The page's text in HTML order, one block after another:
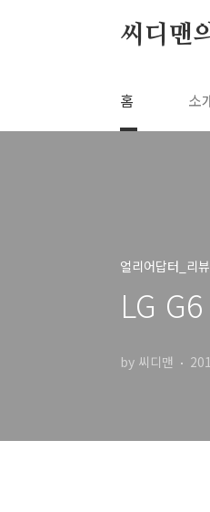
씨디맨
홈 소
얼리어답터_리
LG
by 씨디맨